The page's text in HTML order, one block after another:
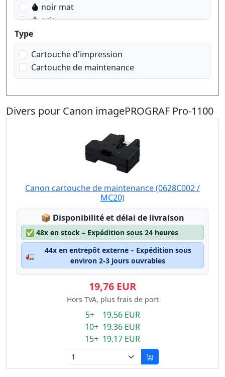
noir mat
gris
magenta
photo magenta
jaune
gris clair
Type
Cartouche d'impression
Cartouche de maintenance
Divers pour Canon imagePROGRAF Pro-1100
Canon cartouche de maintenance (0628C002 /
MC20)
📦 Lagerstatus:
Disponibilité et délai de livraison
✅ 48x en stock – Expédition sous 24 heures
🚛
44x en entrepôt externe – Expédition sous
environ 2-3 jours ouvrables
19,76 EUR
Hors TVA, plus frais de port
5+ 19.56 EUR
10+ 19.36 EUR
15+ 19.17 EUR